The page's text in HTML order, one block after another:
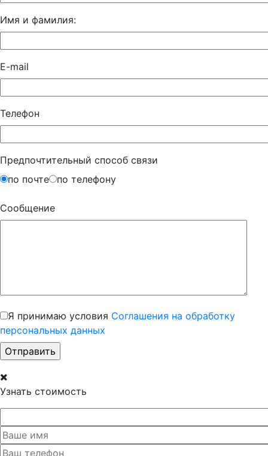
Имя и фамилия:
E-mail
Телефон
Предпочтительный способ связи
по почте
по телефону
Сообщение
Я принимаю условия Соглашения на обработку
персональных данных
Узнать стоимость